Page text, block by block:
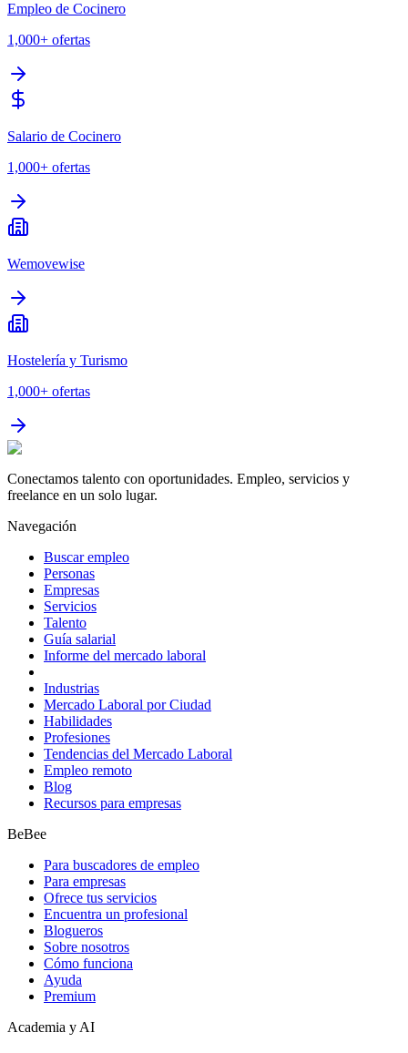
Empleo de Cocinero
1,000+ ofertas
Salario de Cocinero
1,000+ ofertas
Wemovewise
Hostelería y Turismo
1,000+ ofertas
Conectamos talento con oportunidades. Empleo, servicios y
freelance en un solo lugar.
Navegación
Buscar empleo
Personas
Empresas
Servicios
Talento
Guía salarial
Informe del mercado laboral
Industrias
Mercado Laboral por Ciudad
Habilidades
Profesiones
Tendencias del Mercado Laboral
Empleo remoto
Blog
Recursos para empresas
BeBee
Para buscadores de empleo
Para empresas
Ofrece tus servicios
Encuentra un profesional
Blogueros
Sobre nosotros
Cómo funciona
Ayuda
Premium
Academia y AI